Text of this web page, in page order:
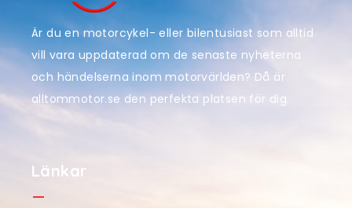
Är du en motorcykel- eller bilentusiast som alltid
vill vara uppdaterad om de senaste nyheterna
och händelserna inom motorvärlden? Då är
alltommotor.se den perfekta platsen för dig.
Länkar